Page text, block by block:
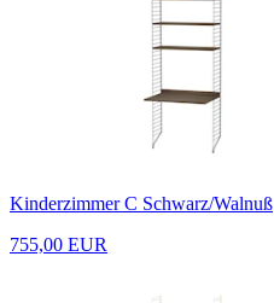
Kinderzimmer C Schwarz/Walnuß
755,00 EUR